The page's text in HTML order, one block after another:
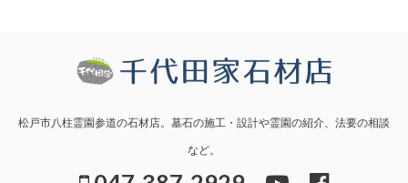
松戸市八柱霊園参道の石材店。墓石の施工・設計や霊園の紹介、法要の相談
など。